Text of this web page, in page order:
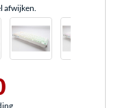
afwijken.